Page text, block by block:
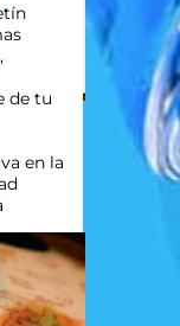
de tu
en la